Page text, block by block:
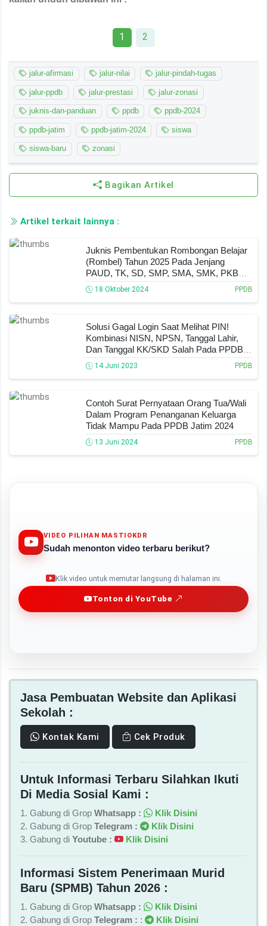
1 2
jalur-afirmasi jalur-nilai jalur-pindah-tugas
jalur-ppdb jalur-prestasi jalur-zonasi
juknis-dan-panduan ppdb ppdb-2024
ppdb-jatim ppdb-jatim-2024 siswa
siswa-baru zonasi
Bagikan Artikel
Artikel terkait lainnya :
Juknis Pembentukan Rombongan Belajar
(Rombel) Tahun 2025 Pada Jenjang
PAUD, TK, SD, SMP, SMA, SMK, PKBM
Dan SLB
18 Oktober 2024 PPDB
Solusi Gagal Login Saat Melihat PIN!
Kombinasi NISN, NPSN, Tanggal Lahir,
Dan Tanggal KK/SKD Salah Pada PPDB
Jatim 2023
14 Juni 2023 PPDB
Contoh Surat Pernyataan Orang Tua/Wali
Dalam Program Penanganan Keluarga
Tidak Mampu Pada PPDB Jatim 2024
13 Juni 2024 PPDB
VIDEO PILIHAN MASTIOKDR
Sudah menonton video terbaru berikut?
Klik video untuk memutar langsung di halaman ini.
Tonton di YouTube
Jasa Pembuatan Website dan Aplikasi
Sekolah :
Kontak Kami Cek Produk
Untuk Informasi Terbaru Silahkan Ikuti
Di Media Sosial Kami :
1. Gabung di Grop Whatsapp :
Klik Disini
2. Gabung di Grop Telegram :
Klik Disini
3. Gabung di Youtube : Klik Disini
Informasi Sistem Penerimaan Murid
Baru (SPMB) Tahun 2026 :
1. Gabung di Grop Whatsapp :
Klik Disini
2. Gabung di Grop Telegram : :
Klik Disini